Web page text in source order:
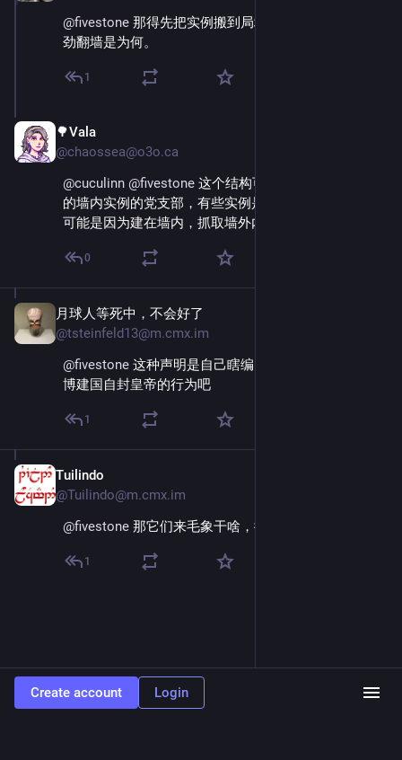
@fivestone 那得先把实例搬到局域网里，否则废半天
劲翻墙是为何。
1
🌳Vala
@chaossea@o3o.ca
@cuculinn @fivestone 这个结构可能是已曝光给网信办
的墙内实例的党支部，有些实例是可以直接墙内访问。
可能是因为建在墙内，抓取墙外内容？不是很懂。
0
月球人等死中，不会好了
@tsteinfeld13@m.cmx.im
@fivestone 这种声明是自己瞎编的概率蛮大，某种赛
博建国自封皇帝的行为吧
1
Tuilindo
@Tuilindo@m.cmx.im
@fivestone 那它们来毛象干啥，微博不香吗🤣
1
Create account Login